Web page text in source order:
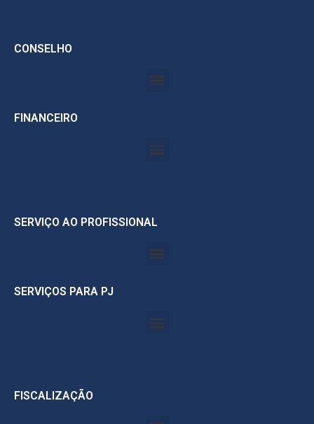
CONSELHO
FINANCEIRO
SERVIÇO AO PROFISSIONAL
SERVIÇOS PARA PJ
FISCALIZAÇÃO